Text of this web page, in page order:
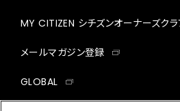
MY CITIZEN シチズンオーナーズクラ
メールマガジン登録
GLOBAL